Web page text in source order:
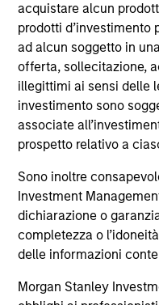
acquistare alcun
prodotti d’investimento
ad alcun soggetto in
offerta, sollecitazione,
illegittimi ai sensi delle
investimento sono
associate
prospetto relativo a
Sono inoltre
Investment
dichiarazione o
completezza o
delle informazioni
Morgan Stanley
Head of North
Ashwin Krishnan
Podcast
In a recent episode
Krishnan, Head of
Private Credit,
credit beyond